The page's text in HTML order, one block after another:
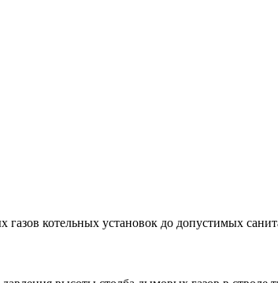
котельных установок до допустимых